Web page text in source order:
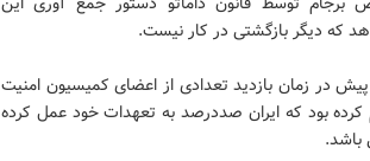
که دیگر بازگشتی در کار نیست.
داد: با توجه به اینکه حدود 2 ماه پیش در زمان بازدید تعدادی از اعضای کمیسیون امنیت
کرده بود که ایران صددرصد به تعهدات خود عمل کرده
باشد.